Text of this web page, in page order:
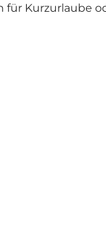
für Kurzurlaube